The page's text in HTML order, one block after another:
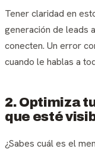
Tener claridad en
generación de leads
conecten. Un error
cuando le hablas a
2. Optimiza
que esté
¿Sabes cuál es el